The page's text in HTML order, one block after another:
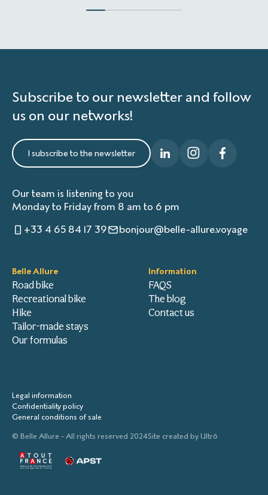
Subscribe to our newsletter and follow
us on our networks!
I subscribe to the newsletter
Our team is listening to you
Monday to Friday from 8 am to 6 pm
+33 4 65 84 17 39
bonjour@belle-allure.voyage
Belle Allure
Road bike
Recreational bike
Hike
Tailor-made stays
Our formulas
Information
FAQS
The blog
Contact us
Legal information
Confidentiality policy
General conditions of sale
© Belle Allure - All rights reserved 2024Site created by Ultrō